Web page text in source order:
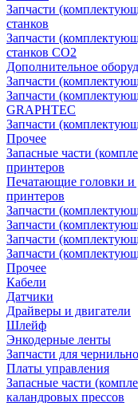
Запчасти
станков
Запчасти
станков CO2
Дополнительное
Запчасти
Запчасти
GRAPHTEC
Запчасти
Прочее
Запасные части
принтеров
Печатающие головки
принтеров
Запчасти
Запчасти
Запчасти
Запчасти
Прочее
Кабели
Датчики
Драйверы и двигатели
Шлейф
Энкодерные ленты
Запчасти для
Платы управления
Запасные части
каландровых прессов